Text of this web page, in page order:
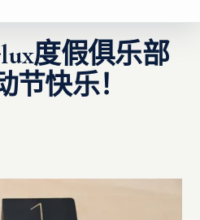
度假俱乐部
节快乐！